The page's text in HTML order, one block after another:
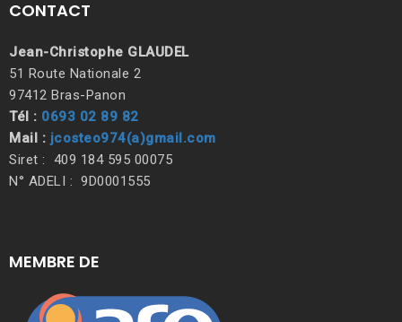
CONTACT
Jean-Christophe GLAUDEL
51 Route Nationale 2
97412 Bras-Panon
Tél : 0693 02 89 82
Mail : jcosteo974(a)gmail.com
Siret : 409 184 595 00075
N° ADELI : 9D0001555
MEMBRE DE